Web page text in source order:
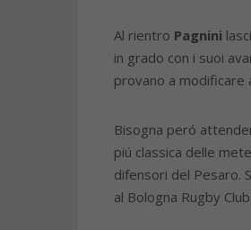
Al rientro Pagnini
in grado con i suoi
provano a modificare
Bisogna peró
piú classica delle
difensori del Pesaro.
al Bologna Rugby Club.